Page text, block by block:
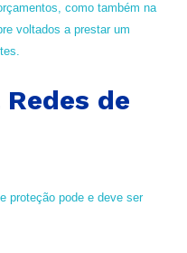
como também na
voltados a prestar um
de
proteção pode e deve ser